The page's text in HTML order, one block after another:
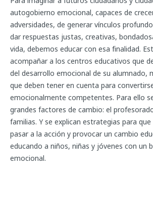
autogobierno emocional, capaces de
adversidades, de generar vínculos
dar respuestas justas, creativas,
vida, debemos educar con esa finalidad.
acompañar a los centros educativos que
del desarrollo emocional de su alumnado,
que deben tener en cuenta para
emocionalmente competentes. Para ello
grandes factores de cambio: el
familias. Y se explican estrategias para
pasar a la acción y provocar un cambio
educando a niños, niñas y jóvenes con un
emocional.